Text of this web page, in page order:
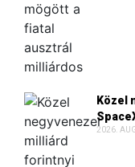
Közel
2026.